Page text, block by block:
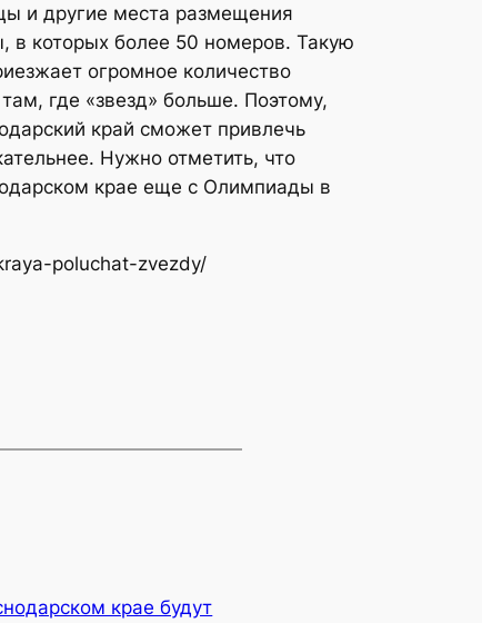
и другие места размещения
в которых более 50 номеров. Такую
огромное количество
где «звезд» больше. Поэтому,
край сможет привлечь
Нужно отметить, что
крае еще с Олимпиады в
poluchat-zvezdy/
крае будут